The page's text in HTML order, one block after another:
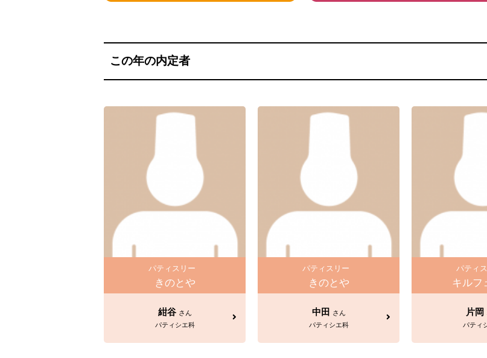
この年の内定者
パティスリー
きのとや
紺谷 さん
パティシエ科
パティスリー
きのとや
中田
さん
パティシエ科
パティ
キルフ
片岡
パティ